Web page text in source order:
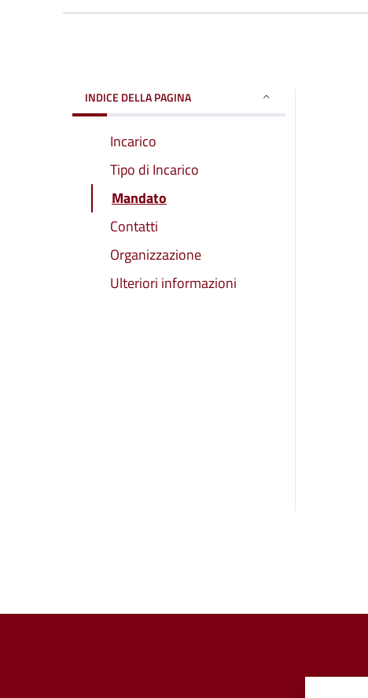
INDICE DELLA PAGINA
Incarico
Tipo di Incarico
Mandato
Contatti
Organizzazione
Ulteriori informazioni